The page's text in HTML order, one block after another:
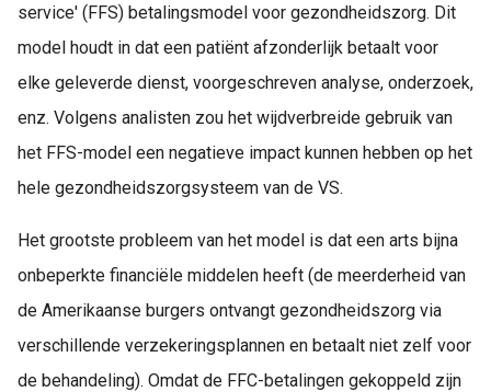
service' (FFS) betalingsmodel voor gezondheidszorg. Dit
model houdt in dat een patiënt afzonderlijk betaalt voor
elke geleverde dienst, voorgeschreven analyse, onderzoek,
enz. Volgens analisten zou het wijdverbreide gebruik van
het FFS-model een negatieve impact kunnen hebben op het
hele gezondheidszorgsysteem van de VS.
Het grootste probleem van het model is dat een arts bijna
onbeperkte financiële middelen heeft (de meerderheid van
de Amerikaanse burgers ontvangt gezondheidszorg via
verschillende verzekeringsplannen en betaalt niet zelf voor
de behandeling). Omdat de FFC-betalingen gekoppeld zijn